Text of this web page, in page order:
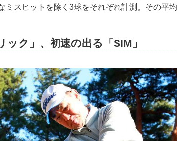
ミスヒットを除く3球をそれぞれ計測。その平均
ック」、初速の出る「SIM」